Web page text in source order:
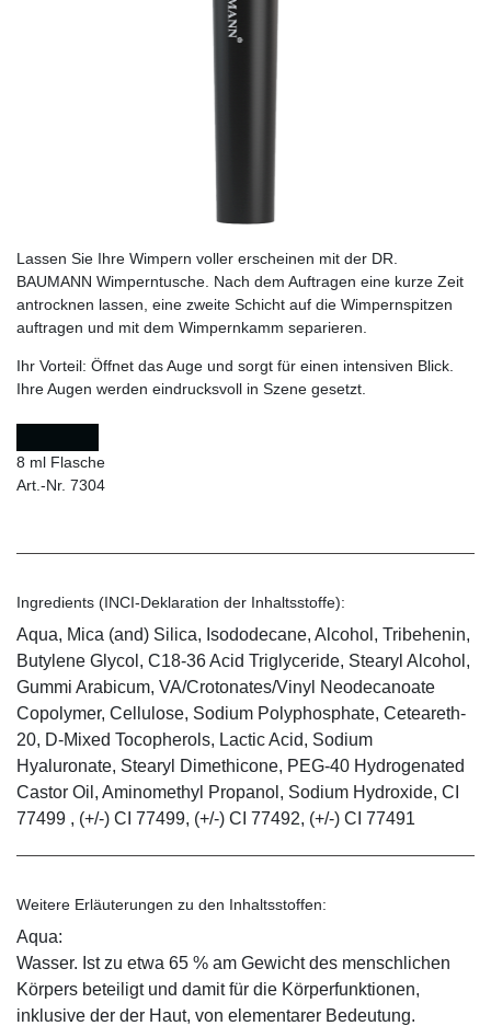
Lassen Sie Ihre Wimpern voller erscheinen mit der DR.
BAUMANN Wimperntusche. Nach dem Auftragen eine kurze Zeit
antrocknen lassen, eine zweite Schicht auf die Wimpernspitzen
auftragen und mit dem Wimpernkamm separieren.
Ihr Vorteil: Öffnet das Auge und sorgt für einen intensiven Blick.
Ihre Augen werden eindrucksvoll in Szene gesetzt.
8 ml Flasche
Art.-Nr. 7304
Ingredients (INCI-Deklaration der Inhaltsstoffe):
Aqua, Mica (and) Silica, Isododecane, Alcohol, Tribehenin,
Butylene Glycol, C18-36 Acid Triglyceride, Stearyl Alcohol,
Gummi Arabicum, VA/Crotonates/Vinyl Neodecanoate
Copolymer, Cellulose, Sodium Polyphosphate, Ceteareth-
20, D-Mixed Tocopherols, Lactic Acid, Sodium
Hyaluronate, Stearyl Dimethicone, PEG-40 Hydrogenated
Castor Oil, Aminomethyl Propanol, Sodium Hydroxide, CI
77499 , (+/-) CI 77499, (+/-) CI 77492, (+/-) CI 77491
Weitere Erläuterungen zu den Inhaltsstoffen:
Aqua:
Wasser. Ist zu etwa 65 % am Gewicht des menschlichen
Körpers beteiligt und damit für die Körperfunktionen,
inklusive der der Haut, von elementarer Bedeutung.